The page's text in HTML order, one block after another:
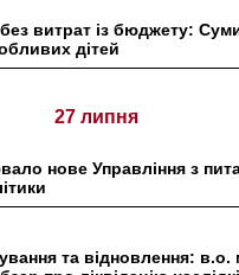
витрат із бюджету:
дітей
27 липня
нове Управління з
та відновлення: в.о.